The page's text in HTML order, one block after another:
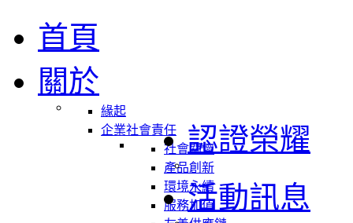
首頁
關於
緣起
企業社會責任
社會關懷
產品創新
環境永續
服務加值
認證榮耀
活動訊息